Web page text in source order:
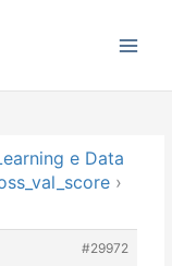
Menu
e Data
›
#29972